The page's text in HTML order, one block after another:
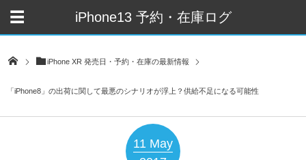
iPhone13 予約・在庫ログ
iPhone XR 発売日・予約・在庫の最新情報
「iPhone8」の出荷に関して最悪のシナリオが浮上？供給不足になる可能性
11 May